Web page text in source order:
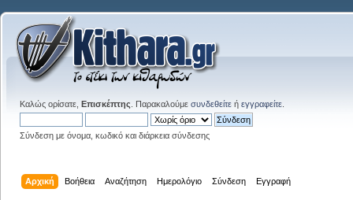
Καλώς ορίσατε, Επισκέπτης . Παρακαλούμε συνδεθείτε ή εγγραφείτε
Σύνδεση με όνομα, κωδικό και διάρκεια σύνδεσης
Αρχική Βοήθεια Αναζήτηση Ημερολόγιο Σύνδεση Εγγραφή